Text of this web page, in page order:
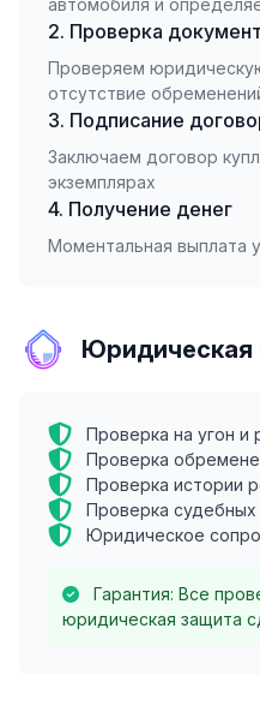
автомобиля и
2. Проверка
Проверяем
отсутствие
3. Подписание
Заключаем договор
экземплярах
4. Получение денег
Моментальная выплата
Юридическая
Проверка на угон и
Проверка
Проверка истории
Проверка судебных
Юридическое
Гарантия: Все
юридическая защита